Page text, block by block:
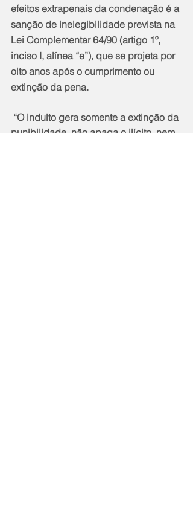
efeitos extrapenais da condenação é a
sanção de inelegibilidade prevista na
Lei Complementar 64/90 (artigo 1º,
inciso I, alínea “e”), que se projeta por
oito anos após o cumprimento ou
extinção da pena.
punibilidade, não apaga o ilícito, nem